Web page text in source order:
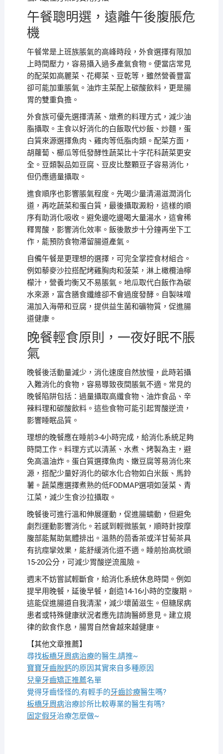
午餐聰明選，遠離午後腹脹危
機
午餐常是上班族脹氣的高峰時段，外食選擇有限加
上時間壓力，容易攝入過多產氣食物。便當店常見
的配菜如高麗菜、花椰菜、豆乾等，雖然營養豐富
卻可能加重脹氣。油炸主菜配上碳酸飲料，更是腸
胃的雙重負擔。
外食族可優先選擇清蒸、燉煮的料理方式，減少油
脂攝取。主食以好消化的白飯取代炒飯、炒麵，蛋
白質來源選擇魚肉、雞肉等低脂肉類。配菜方面，
胡蘿蔔、櫛瓜等低發酵性蔬菜比十字花科蔬菜更安
全。豆類製品如豆腐、豆皮比整顆豆子容易消化，
但仍應適量攝取。
進食順序也影響脹氣程度。先喝少量清湯滋潤消化
道，再吃蔬菜和蛋白質，最後攝取澱粉，這樣的順
序有助消化吸收。避免邊吃邊喝大量湯水，這會稀
釋胃酸，影響消化效率。飯後散步十分鐘再坐下工
作，能預防食物滯留腸道產氣。
自備午餐是更理想的選擇，可完全掌控食材組合。
例如藜麥沙拉搭配烤雞胸肉和菠菜，淋上橄欖油檸
檬汁，營養均衡又不易脹氣。地瓜取代白飯作為碳
水來源，富含膳食纖維卻不會過度發酵。自製味噌
湯加入海帶和豆腐，提供益生菌和礦物質，促進腸
道健康。
晚餐輕食原則，一夜好眠不脹
氣
晚餐後活動量減少，消化速度自然放慢，此時若攝
入難消化的食物，容易導致夜間脹氣不適。常見的
晚餐陷阱包括：過量攝取高纖食物、油炸食品、辛
辣料理和碳酸飲料。這些食物可能引起胃酸逆流，
影響睡眠品質。
理想的晚餐應在睡前3-4小時完成，給消化系統足夠
時間工作。料理方式以清蒸、水煮、烤製為主，避
免高溫油炸。蛋白質選擇魚肉、嫩豆腐等易消化來
源，搭配少量好消化的碳水化合物如白米飯、馬鈴
薯。蔬菜應選擇煮熟的低FODMAP選項如菠菜、青
江菜，減少生食沙拉攝取。
晚餐後可進行溫和伸展運動，促進腸蠕動，但避免
劇烈運動影響消化。若感到輕微脹氣，順時針按摩
腹部能幫助氣體排出。溫熱的茴香茶或洋甘菊茶具
有抗痙攣效果，能舒緩消化道不適。睡前抬高枕頭
15-20公分，可減少胃酸逆流風險。
週末不妨嘗試輕斷食，給消化系統休息時間。例如
提早用晚餐，延後早餐，創造14-16小時的空腹期。
這能促進腸道自我清潔，減少壞菌滋生。但糖尿病
患者或特殊健康狀況者應先諮詢醫師意見。建立規
律的飲食作息，腸胃自然會越來越健康。
【其他文章推薦】
尋找板橋牙周病治療的醫生,請推~
寶寶牙齒脫鈣的原因其實來自多種原因
兒童牙齒矯正推薦名單
覺得牙齒怪怪的,有輕手的牙齒診療醫生嗎?
板橋牙周病治療診所比較專業的醫生有嗎?
固定假牙治療怎麼做~